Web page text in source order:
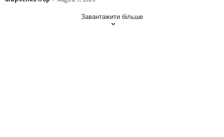
Завантажити більше